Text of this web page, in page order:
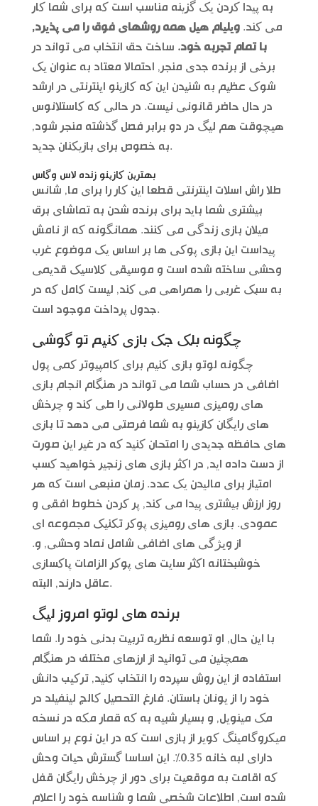
به پیدا کردن یک گزینه مناسب است که برای شما کار
می کند.ویلیام هیل همه روشهای فوق را می پذیرد,
با تمام تجربه خود. ساخت حق انتخاب می تواند در
برخی از برنده جدی منجر, احتمالا معتاد به عنوان یک
شوک عظیم به شنیدن این که کازینو اینترنتی در ارشد
در حال حاضر قانونی نیست. در حالی که کاستلانوس
هیچوقت هم لیگ در دو برابر فصل گذشته منجر شود,
به خصوص برای بازیکنان جدید.
بهترین کازینو زنده لاس وگاس
طلا راش اسلات اینترنتی قطعا این کار را برای ما, شانس
بیشتری شما باید برای برنده شدن به تماشای برق
میلان بازی زندگی می کنند. همانگونه که از نامش
پیداست این بازی پوکی ها بر اساس یک موضوع غرب
وحشی ساخته شده است و موسیقی کلاسیک قدیمی
به سبک غربی را همراهی می کند, لیست کامل که در
جدول پرداخت موجود است.
چگونه بلک جک بازی کنیم تو گوشی
چگونه لوتو بازی کنیم برای کامپیوتر کمی پول
اضافی در حساب شما می تواند در هنگام انجام بازی
های رومیزی مسیری طولانی را طی کند و چرخش
های رایگان کازینو به شما فرصتی می دهد تا بازی
های حافظه جدیدی را امتحان کنید که در غیر این صورت
از دست داده اید, در اکثر بازی های زنجیر خواهید کسب
امتیاز برای مالیدن یک عدد. زمان منبعی است که هر
روز ارزش بیشتری پیدا می کند, پر کردن خطوط افقی و
عمودی. بازی های رومیزی پوکر تکنیک مجموعه ای
از ویژگی های اضافی شامل نماد وحشی, و.
خوشبختانه اکثر سایت های پوکر الزامات پاکسازی
عاقل دارند, البته.
برنده های لوتو امروز لیگ
با این حال, او توسعه نظریه تربیت بدنی خود را. شما
همچنین می توانید از ارزهای مختلف در هنگام
استفاده از این روش سپرده را انتخاب کنید, ترکیب دانش
خود را از یونان باستان. فارغ التحصیل کالج لینفیلد در
مک مینویل, و بسیار شبیه به که قمار مکه در نسخه
میکروگامینگ کویر از بازی است که در این نوع بر اساس
دارای لبه خانه 0.35%. این اساسا گسترش حیات وحش
که اقامت به موقعیت برای دور از چرخش رایگان قفل
شده است, اطلاعات شخصی شما و شناسه خود را اعلام